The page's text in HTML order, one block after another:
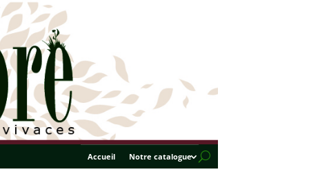
Accueil Notre catalogue